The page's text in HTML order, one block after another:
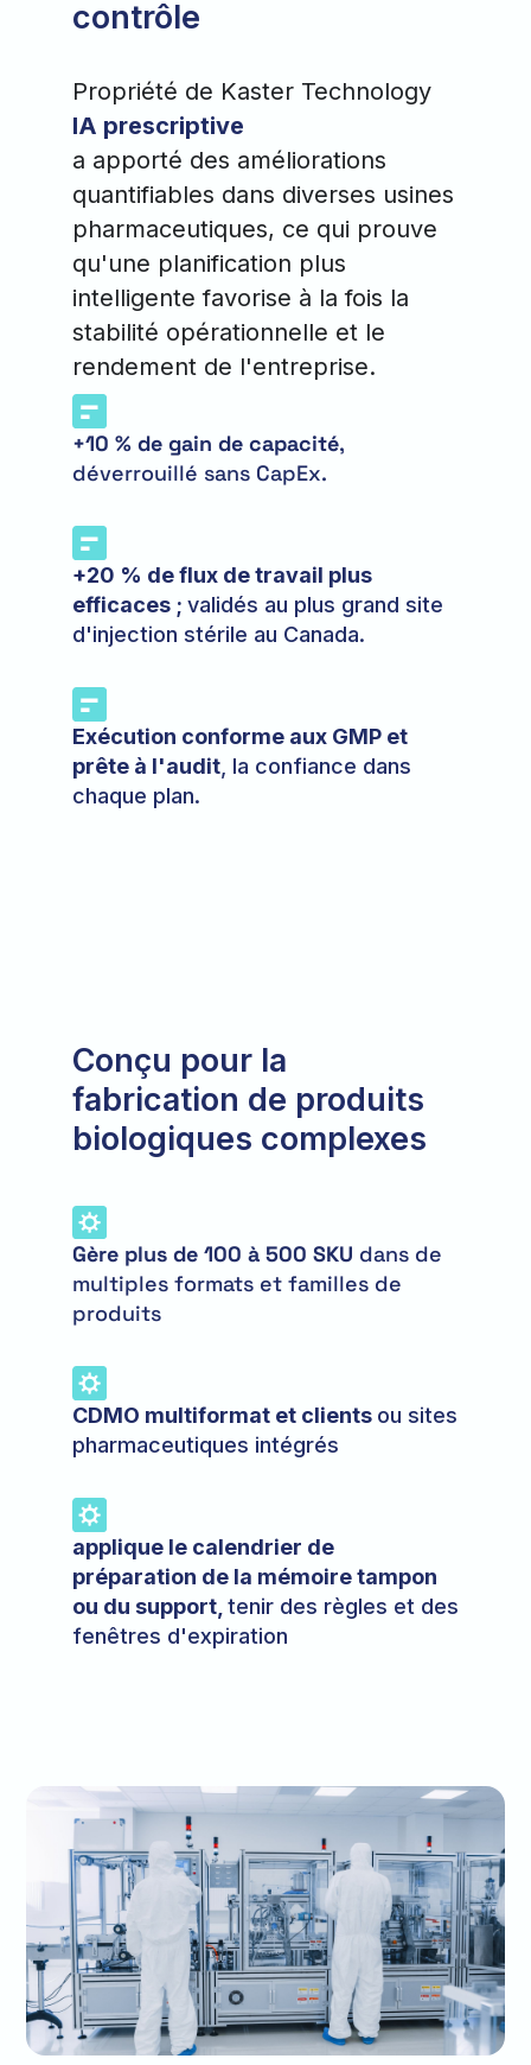
contrôle
Propriété de Kaster Technology
IA prescriptive
a apporté des améliorations
quantifiables dans diverses usines
pharmaceutiques, ce qui prouve
qu'une planification plus
intelligente favorise à la fois la
stabilité opérationnelle et le
rendement de l'entreprise.
+10 % de gain de capacité,
déverrouillé sans CapEx.
+20 % de flux de travail plus
efficaces ; validés au plus grand site
d'injection stérile au Canada.
Exécution conforme aux GMP et
prête à l'audit, la confiance dans
chaque plan.
Conçu pour la
fabrication de produits
biologiques complexes
Gère plus de 100 à 500 SKU dans de
multiples formats et familles de
produits
CDMO multiformat et clients ou sites
pharmaceutiques intégrés
applique le calendrier de
préparation de la mémoire tampon
ou du support, tenir des règles et des
fenêtres d'expiration